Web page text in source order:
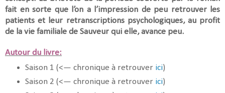
fait en sorte que l’on a l’impression de peu retrouver les
patients et leur retranscriptions psychologiques, au profit
de la vie familiale de Sauveur qui elle, avance peu.
Autour du livre:
Saison 1 (<— chronique à retrouver ici)
Saison 2 (<— chronique à retrouver ici)